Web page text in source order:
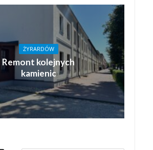
ŻYRARDÓW
Remont kolejnych
kamienic